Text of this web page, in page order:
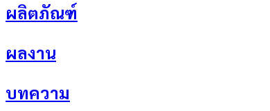
ผลิตภัณฑ์
ผลงาน
บทความ